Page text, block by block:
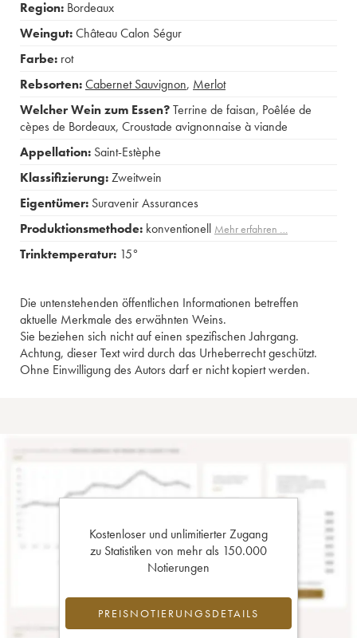
Region: Bordeaux
Weingut:Château Calon Ségur
Farbe: rot
Rebsorten:Cabernet Sauvignon, Merlot
Welcher Wein zum Essen?Terrine de faisan, Poêlée de
cèpes de Bordeaux, Croustade avignonnaise à viande
Appellation: Saint-Estèphe
Klassifizierung:Zweitwein
Eigentümer: Suravenir Assurances
Produktionsmethode: konventionell Mehr erfahren …
Trinktemperatur: 15°
Die untenstehenden öffentlichen Informationen betreffen
aktuelle Merkmale des erwähnten Weins.
Sie beziehen sich nicht auf einen spezifischen Jahrgang.
Achtung, dieser Text wird durch das Urheberrecht geschützt.
Ohne Einwilligung des Autors darf er nicht kopiert werden.
Kostenloser und unlimitierter Zugang
zu Statistiken von mehr als 150.000
Notierungen
PREISNOTIERUNGSDETAILS